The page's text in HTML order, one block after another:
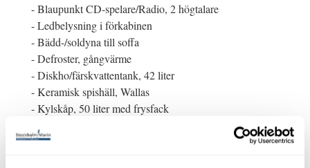
- Blaupunkt CD-spelare/Radio, 2 högtalare
- Ledbelysning i förkabinen
- Bädd-/soldyna till soffa
- Defroster, gångvärme
- Diskho/färskvattentank, 42 liter
- Keramisk spishäll, Wallas
- Kylskåp, 50 liter med frysfack
- Elektrisk länspump och manuell pump